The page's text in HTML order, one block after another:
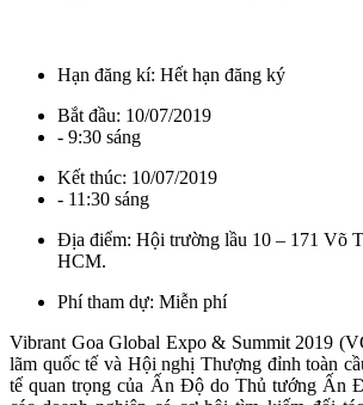
Hạn đăng kí: Hết hạn đăng ký
Bắt đầu: 10/07/2019
- 9:30 sáng
Kết thúc: 10/07/2019
- 11:30 sáng
Địa điểm: Hội trường lầu 10 – 171 Võ
HCM.
Phí tham dự: Miễn phí
Vibrant Goa Global Expo & Summit 2019
lãm quốc tế và Hội nghị Thượng đỉnh toàn
tế quan trọng của Ấn Độ do Thủ tướng Ấn